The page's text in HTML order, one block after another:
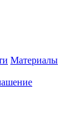
Материалы